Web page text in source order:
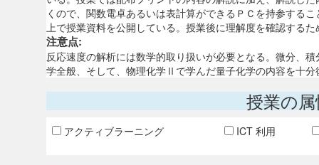
くので、関数電卓あるいは表計算ができるＰＣを持参する
上で授業資料を公開している。授業後に理解度を確認する
注意点:
反応速度の解析には数学的取り扱いが必要となる。微分、
学全般、そして、物理化学Ⅱで学んだ量子化学の内容を十
授業の
アクティブラーニング ICT 利用